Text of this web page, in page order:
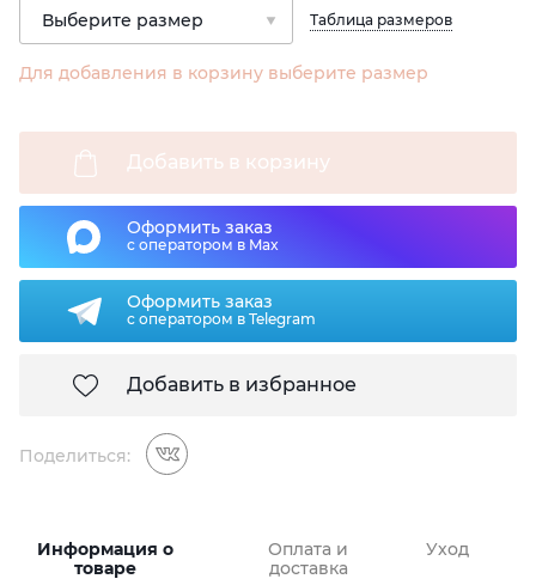
Таблица размеров
Для добавления в корзину выберите размер
Добавить в корзину
Оформить заказ
с оператором в Max
Оформить заказ
с оператором в Telegram
Добавить в избранное
Поделиться:
Информация о
товаре
Оплата и
доставка
Уход